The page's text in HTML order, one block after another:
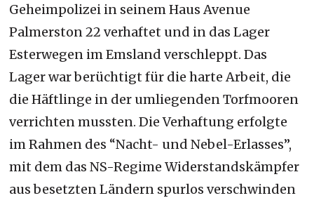
Geheimpolizei in seinem Haus Avenue
Palmerston 22 verhaftet und in das Lager
Esterwegen im Emsland verschleppt. Das
Lager war berüchtigt für die harte Arbeit, die
die Häftlinge in der umliegenden Torfmooren
verrichten mussten. Die Verhaftung erfolgte
im Rahmen des “Nacht- und Nebel-Erlasses”,
mit dem das NS-Regime Widerstandskämpfer
aus besetzten Ländern spurlos verschwinden